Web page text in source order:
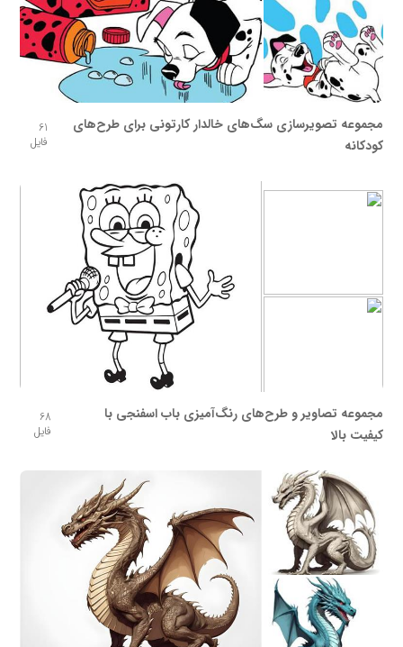
مجموعه تصویرسازی سگ‌های خالدار کارتونی برای طرح‌های
کودکانه
61
فایل
مجموعه تصاویر و طرح‌های رنگ‌آمیزی باب اسفنجی با
کیفیت بالا
68
فایل